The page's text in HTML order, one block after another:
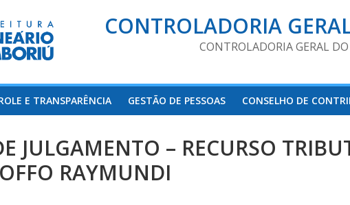
CONTROLADORIA
CONTROLADORIA GERAL
E TRANSPARÊNCIA GESTÃO DE PESSOAS CONSELHO DE
JULGAMENTO – RECURSO
RAYMUNDI